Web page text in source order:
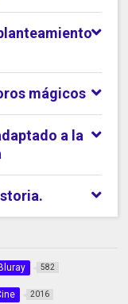
mágicos
a la
582
2016